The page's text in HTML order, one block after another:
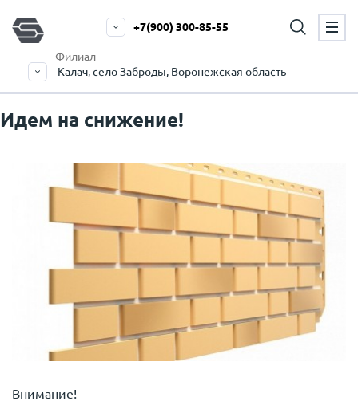
Филиал
Калач, село Заброды, Воронежская область
+7(900) 300-85-55
Идем на снижение!
Внимание!